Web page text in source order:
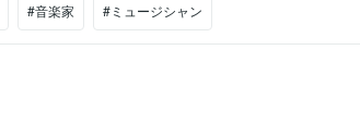
#音楽家 #ミュージシャン